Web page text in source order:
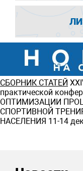
СБОРНИК СТАТЕЙ
практической
ОПТИМИЗАЦИИ
СПОРТИВНОЙ
НАСЕЛЕНИЯ 11-14